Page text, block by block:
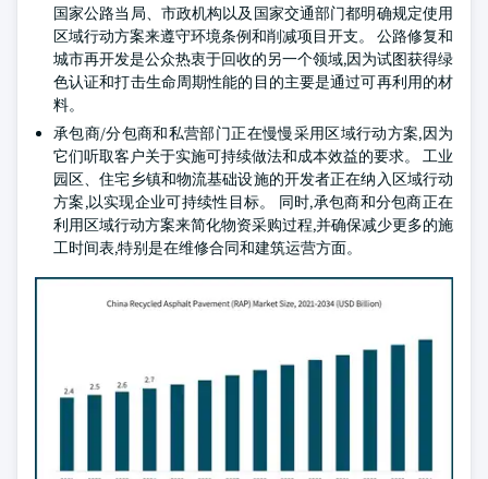
国家公路当局、市政机构以及国家交通部门都明确规定使用
区域行动方案来遵守环境条例和削减项目开支。 公路修复和
城市再开发是公众热衷于回收的另一个领域,因为试图获得绿
色认证和打击生命周期性能的目的主要是通过可再利用的材
料。
承包商/分包商和私营部门正在慢慢采用区域行动方案,因为
它们听取客户关于实施可持续做法和成本效益的要求。 工业
园区、住宅乡镇和物流基础设施的开发者正在纳入区域行动
方案,以实现企业可持续性目标。 同时,承包商和分包商正在
利用区域行动方案来简化物资采购过程,并确保减少更多的施
工时间表,特别是在维修合同和建筑运营方面。